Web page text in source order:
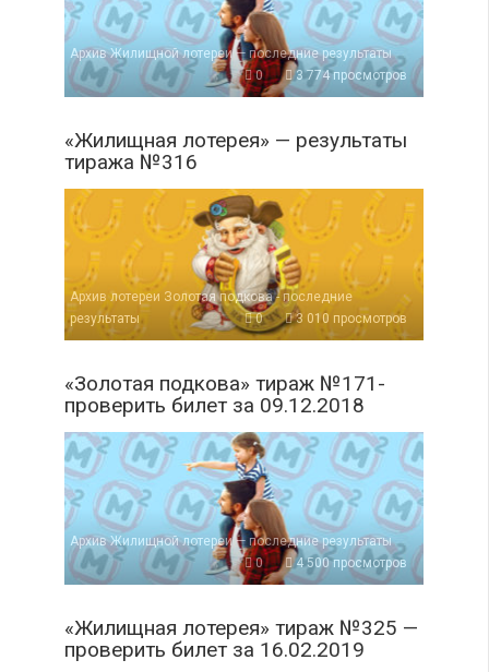
Архив Жилищной лотереи — последние результаты
0
3 774 просмотров
«Жилищная лотерея» — результаты
тиража №316
Архив лотереи Золотая подкова - последние
результаты
0 3 010 просмотров
«Золотая подкова» тираж №171-
проверить билет за 09.12.2018
Архив Жилищной лотереи — последние результаты
0
4 500 просмотров
«Жилищная лотерея» тираж №325 —
проверить билет за 16.02.2019